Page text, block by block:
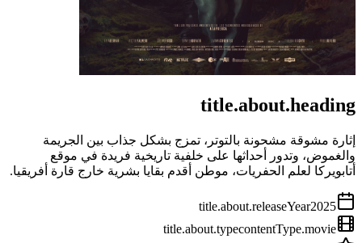
title.about.heading
إثارة مشوقة مشحونة بالتوتر، تمزج بشكل جذاب بين الجريمة
والغموض، وتدور أحداثها على خلفية تاريخية فريدة في موقع
أتابويركا لعلم الحفريات، موطن أقدم بقايا بشرية خارج قارة أفريقيا.
title.about.releaseYear2025
title.about.typecontentType.movie